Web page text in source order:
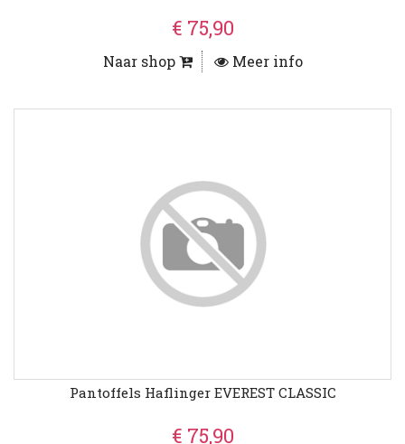
€ 75,90
Naar shop Meer info
Pantoffels Haflinger EVEREST CLASSIC
€ 75,90